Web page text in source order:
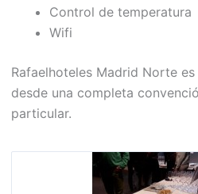
Control de temperatura
Wifi
Rafaelhoteles Madrid Norte
desde una completa
particular.